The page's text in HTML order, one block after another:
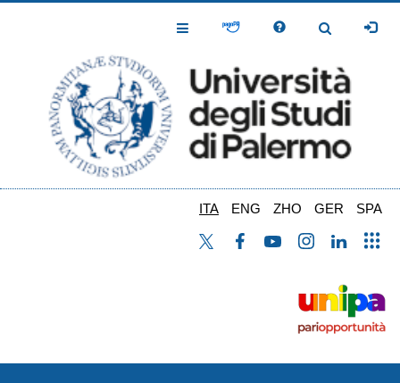
Toggle
Toggle
ITA ENG ZHO GER SPA